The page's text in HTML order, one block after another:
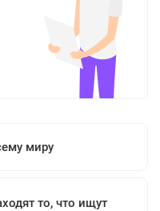
миру
то, что ищут